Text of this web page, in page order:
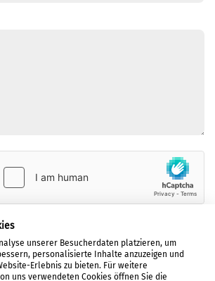
LOGIN
unserer Besucherdaten platzieren, um
personalisierte Inhalte anzuzeigen und
Erlebnis zu bieten. Für weitere
uns verwendeten Cookies öffnen Sie die